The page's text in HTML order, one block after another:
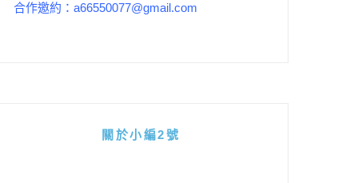
合作邀約：a66550077@gmail.com
關於小編2號